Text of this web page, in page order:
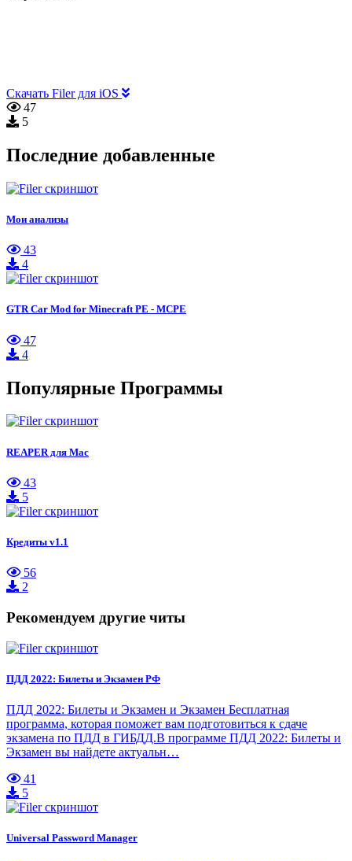
Скачать Filer для iOS
47
5
Последние добавленные
Мои анализы
43
4
GTR Car Mod for Minecraft PE - MCPE
47
4
Популярные Программы
REAPER для Mac
43
5
Кредиты v1.1
56
2
Рекомендуем другие читы
ПДД 2022: Билеты и Экзамен РФ
ПДД 2022: Билеты и Экзамен и Экзамен Бесплатная
программа, которая поможет вам подготовиться к сдаче
экзамена по ПДД в ГИБДД.В программе ПДД 2022: Билеты и
Экзамен вы найдете актуальн…
41
5
Universal Password Manager